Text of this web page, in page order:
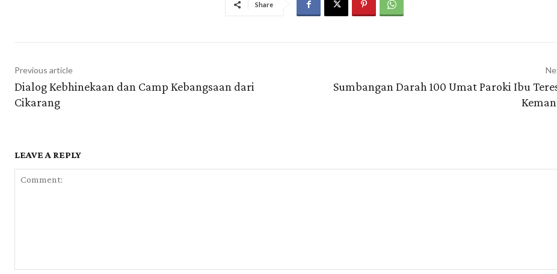
Share
Previous article
Dialog Kebhinekaan dan Camp Kebangsaan dari
Cikarang
Sumbangan Darah 100 Umat Paroki Ibu
LEAVE A REPLY